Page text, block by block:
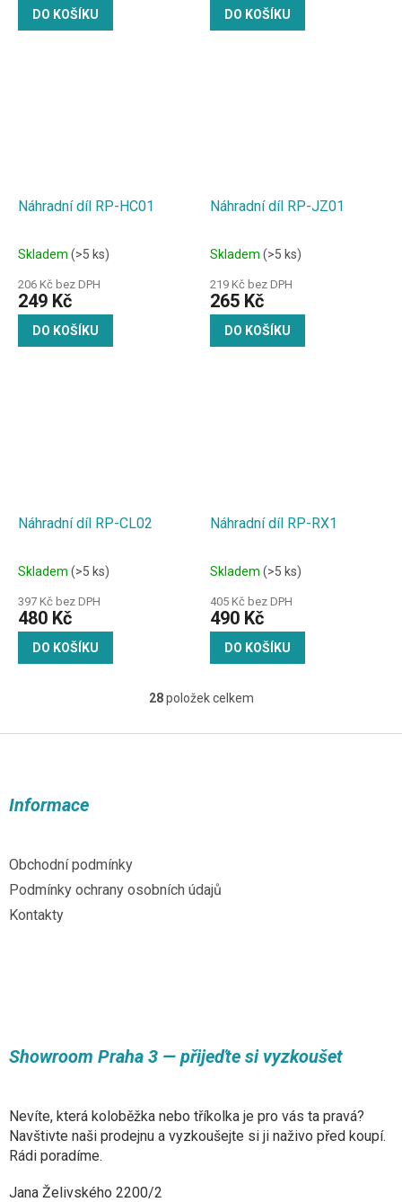
DO KOŠÍKU DO KOŠÍKU
Náhradní díl RP-HC01
Skladem (>5 ks)
206 Kč bez DPH
249 Kč
DO KOŠÍKU
Náhradní díl RP-JZ01
Skladem (>5 ks)
219 Kč bez DPH
265 Kč
DO KOŠÍKU
Náhradní díl RP-CL02
Skladem (>5 ks)
397 Kč bez DPH
480 Kč
DO KOŠÍKU
Náhradní díl RP-RX1
Skladem (>5 ks)
405 Kč bez DPH
490 Kč
DO KOŠÍKU
O
l
k
28položek celkem
Informace
Obchodní podmínky
Podmínky ochrany osobních údajů
Kontakty
Showroom Praha 3 — přijeďte si vyzkoušet
Nevíte, která koloběžka nebo tříkolka je pro vás ta pravá?
Navštivte naši prodejnu a vyzkoušejte si ji naživo před koupí.
Rádi poradíme.
Jana Želivského 2200/2